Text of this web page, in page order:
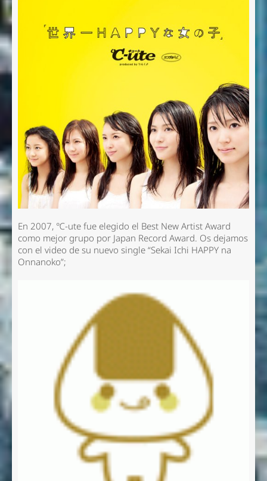
En 2007, ℃-ute fue elegido el Best New Artist Award
como mejor grupo por Japan Record Award. Os dejamos
con el video de su nuevo single “Sekai Ichi HAPPY na
Onnanoko”;